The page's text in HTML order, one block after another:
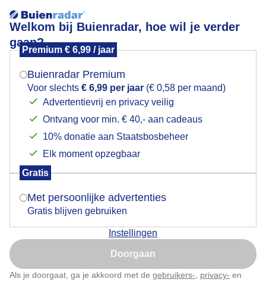
Welkom bij Buienradar, hoe wil je verder
gaan?
Premium € 6,99 / jaar
Buienradar Premium
Voor slechts € 6,99 per jaar (€ 0,58 per maand)
Advertentievrij en privacy veilig
Ontvang voor min. € 40,- aan cadeaus
10% donatie aan Staatsbosbeheer
Elk moment opzegbaar
Gratis
Met persoonlijke advertenties
Gratis blijven gebruiken
Instellingen
Doorgaan
Als je doorgaat, ga je akkoord met de gebruikers- privacy- en
zonovergotenenstrakblauwelucht
Populaire categorieën
Lente
Zomer
Mogen we je locatie gebruiken voor het
Indien je hier nog geen akkoord op hebt gegeven,
verschijnt er zo een pop-up uit je browser waarin
Is goed, toon de popup
Nu niet, misschien later
Klik hierom dit aan te passen